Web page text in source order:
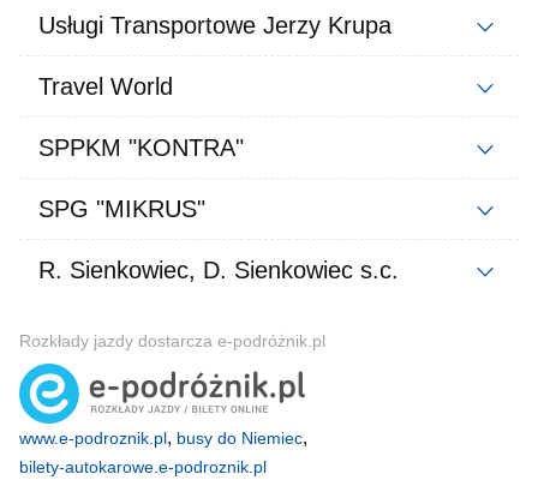
Usługi Transportowe Jerzy Krupa
Travel World
SPPKM "KONTRA"
SPG "MIKRUS"
R. Sienkowiec, D. Sienkowiec s.c.
Rozkłady jazdy dostarcza e-podróżnik.pl
www.e-podroznik.pl, busy do Niemiec,
bilety-autokarowe.e-podroznik.pl